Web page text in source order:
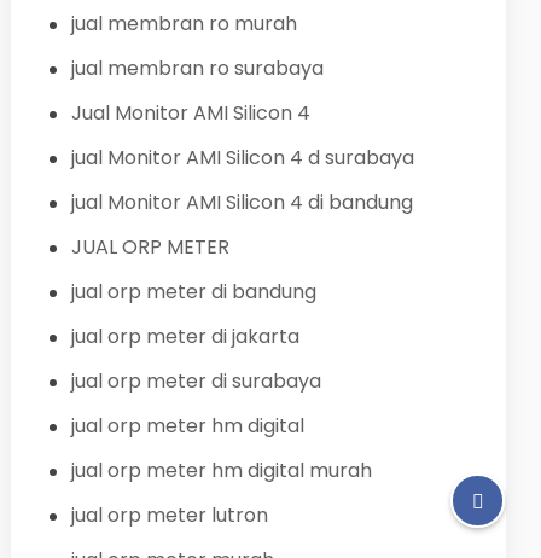
jual membran ro murah
jual membran ro surabaya
Jual Monitor AMI Silicon 4
jual Monitor AMI Silicon 4 d surabaya
jual Monitor AMI Silicon 4 di bandung
JUAL ORP METER
jual orp meter di bandung
jual orp meter di jakarta
jual orp meter di surabaya
jual orp meter hm digital
jual orp meter hm digital murah
jual orp meter lutron